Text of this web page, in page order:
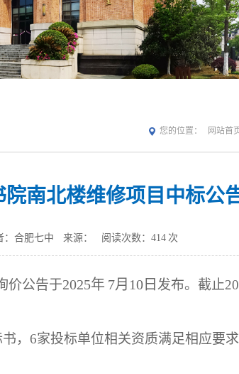
您的位置： 网站首
院南北楼维修项目中标公
：合肥七中 来源： 阅读次数：414 次
价公告于2025年 7月 10日 发布。截止
， 6家投标单位相关资质满足相应要